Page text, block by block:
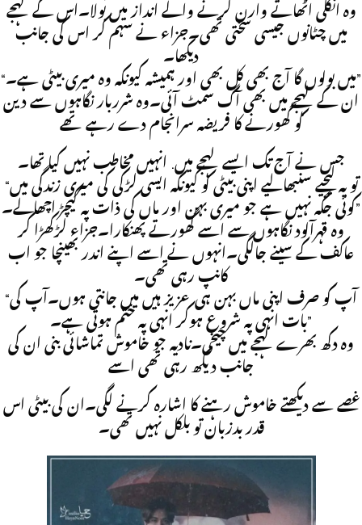
وہ انگلی اٹھاتے وارن کرنے والے انداز میں بولا۔اس کے لہجے
میں چٹانوں جیسی سختی تھی۔جزاء نے سہم کر اس کی جانب
دیکھا۔
“میں بولوں گا آج بھی کل بھی اور ہمیشہ کیونکہ وہ میری بیٹی ہے۔”
ان کے لہجے میں بھی آگ سمٹ آئی۔وہ شرربار نگاہوں سے دین
کو گھورنے کا فریضہ سرانجام دے رہے تھے
جس نے آج تک ایسے لہجے میں. انہیں مخاطب نہیں کیا تھا۔
“تو یہ لیجیے سنبھالیے اپنی بیٹی کو کیونکہ ایسی لڑکی کی میری زندگی میں
کوئی جگہ نہیں ہے جو میری بہن اور ماں کی ذات پہ کیچڑ اچھالے۔”
وہ قہرآلود نگاہوں سے اسے گھورتے پھنکارا۔جزاء لڑکھڑا کر
عاکف کے سینے جالگی۔انہوں نے اسے اپنے اندر بھینچا جو اب
کانپ رہی تھی۔
“آپ کو صرف اپنی ماں بہن ہی عزیز ہیں میں جانتی ہوں۔آپ کی
بات انہی پہ شروع ہوکر انہی پہ ختم ہوتی ہے۔”
وہ دکھ بھرے لہجے میں چیخی۔نادیہ جو خاموش تماشائی بنی ان کی
جانب دیکھ رہی تھی اسے
غصے سے دیکھتے خاموش رہنے کا اشارہ کرنے لگی۔ان کی بیٹی اس
قدر بدزبان تو بلکل نہیں تھی۔